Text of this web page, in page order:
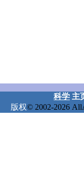
科学 主
版权© 2002-2026